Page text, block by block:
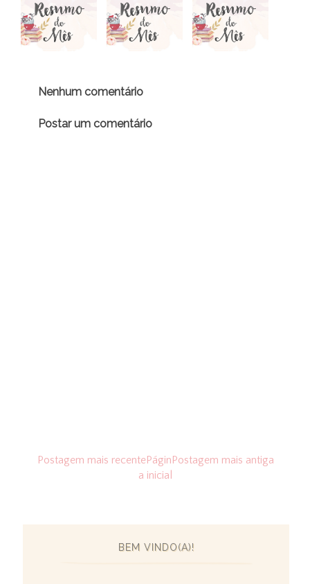
Nenhum comentário
Postar um comentário
Postagem mais recente Postagem mais antiga
Págin
a inicial
BEM VINDO(A)!